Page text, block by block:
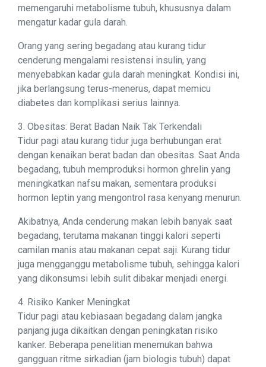
memengaruhi metabolisme tubuh, khususnya dalam
mengatur kadar gula darah.
Orang yang sering begadang atau kurang tidur
cenderung mengalami resistensi insulin, yang
menyebabkan kadar gula darah meningkat. Kondisi ini,
jika berlangsung terus-menerus, dapat memicu
diabetes dan komplikasi serius lainnya.
3. Obesitas: Berat Badan Naik Tak Terkendali
Tidur pagi atau kurang tidur juga berhubungan erat
dengan kenaikan berat badan dan obesitas. Saat Anda
begadang, tubuh memproduksi hormon ghrelin yang
meningkatkan nafsu makan, sementara produksi
hormon leptin yang mengontrol rasa kenyang menurun.
Akibatnya, Anda cenderung makan lebih banyak saat
begadang, terutama makanan tinggi kalori seperti
camilan manis atau makanan cepat saji. Kurang tidur
juga mengganggu metabolisme tubuh, sehingga kalori
yang dikonsumsi lebih sulit dibakar menjadi energi.
4. Risiko Kanker Meningkat
Tidur pagi atau kebiasaan begadang dalam jangka
panjang juga dikaitkan dengan peningkatan risiko
kanker. Beberapa penelitian menemukan bahwa
gangguan ritme sirkadian (jam biologis tubuh) dapat